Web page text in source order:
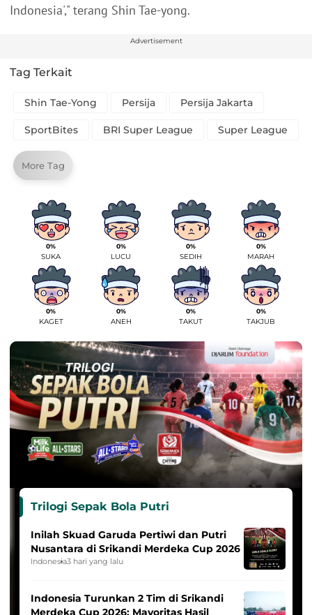
Indonesia'," terang Shin Tae-yong.
Advertisement
Tag Terkait
Shin Tae-Yong Persija Persija Jakarta
SportBites BRI Super League Super League
More Tag
0%
SUKA
0%
LUCU
0%
SEDIH
0%
MARAH
0%
KAGET
0%
ANEH
0%
TAKUT
0%
TAKJUB
Trilogi Sepak Bola Putri
Inilah Skuad Garuda Pertiwi dan Putri
Nusantara di Srikandi Merdeka Cup 2026
Indonesia3 hari yang lalu
Indonesia Turunkan 2 Tim di Srikandi
Merdeka Cup 2026: Mayoritas Hasil